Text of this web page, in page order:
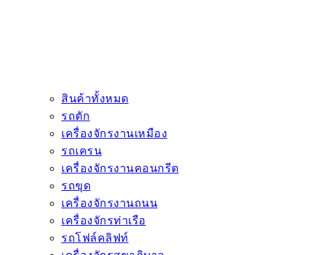
สินค้าทั้งหมด
รถตัก
เครื่องจักรงานเหมือง
รถเครน
เครื่องจักรงานคอนกรีต
รถขุด
เครื่องจักรงานถนน
เครื่องจักรท่าเรือ
รถโฟล์คลิฟท์